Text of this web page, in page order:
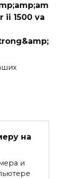
ii 1500 va
на
и